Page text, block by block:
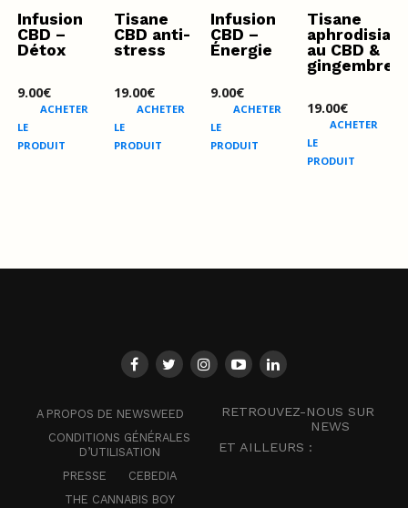
Infusion
CBD –
Détox
9.00€
ACHETER
LE
PRODUIT
Tisane
CBD anti-
stress
19.00€
ACHETER
LE
PRODUIT
Infusion
CBD –
Énergie
9.00€
ACHETER
LE
PRODUIT
Tisane
au CBD &
gingembre
19.00€
ACHETER
LE
PRODUIT
A PROPOS DE NEWSWEED
CONDITIONS GÉNÉRALES
D’UTILISATION
PRESSE
CEBEDIA
THE CANNABIS BOY
RETROUVEZ-NOUS SUR
NEWS
ET AILLEURS :